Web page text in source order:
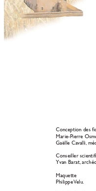
Conception des
Marie-Pierre
Gaëlle Cavalli,
Conseiller
Yvan Barat,
Maquette
Philippe Velu.